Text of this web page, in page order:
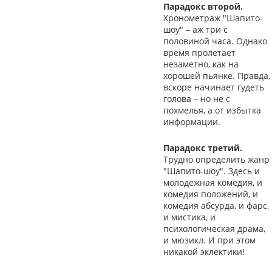
Парадокс второй.
Хронометраж "Шапито-
шоу" – аж три с
половиной часа. Однако
время пролетает
незаметно, как на
хорошей пьянке. Правда,
вскоре начинает гудеть
голова – но не с
похмелья, а от избытка
информации.
Парадокс третий.
Трудно определить жанр
"Шапито-шоу". Здесь и
молодежная комедия, и
комедия положений, и
комедия абсурда, и фарс,
и мистика, и
психологическая драма,
и мюзикл. И при этом
никакой эклектики!